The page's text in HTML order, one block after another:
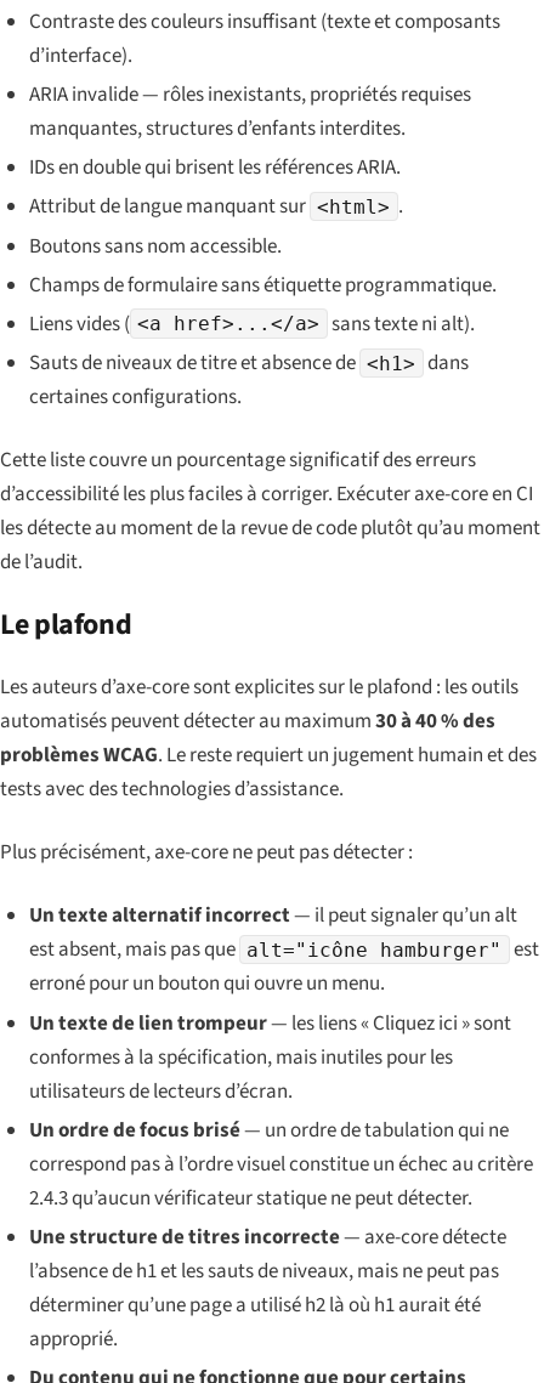
Contraste des couleurs insuffisant (texte et composants
d’interface).
ARIA invalide — rôles inexistants, propriétés requises
manquantes, structures d’enfants interdites.
IDs en double qui brisent les références ARIA.
Attribut de langue manquant sur <html> .
Boutons sans nom accessible.
Champs de formulaire sans étiquette programmatique.
Liens vides ( <a href>...</a> sans texte ni alt).
Sauts de niveaux de titre et absence de <h1> dans
certaines configurations.
Cette liste couvre un pourcentage significatif des erreurs
d’accessibilité les plus faciles à corriger. Exécuter axe-core en CI
les détecte au moment de la revue de code plutôt qu’au moment
de l’audit.
Le plafond
Les auteurs d’axe-core sont explicites sur le plafond : les outils
automatisés peuvent détecter au maximum30 à 40 % des
problèmes WCAG. Le reste requiert un jugement humain et des
tests avec des technologies d’assistance.
Plus précisément, axe-core ne peut pas détecter :
Un texte alternatif incorrect— il peut signaler qu’un alt
est absent, mais pas que alt="icône hamburger"
est
erroné pour un bouton qui ouvre un menu.
Un texte de lien trompeur— les liens « Cliquez ici » sont
conformes à la spécification, mais inutiles pour les
utilisateurs de lecteurs d’écran.
Un ordre de focus brisé— un ordre de tabulation qui ne
correspond pas à l’ordre visuel constitue un échec au critère
2.4.3 qu’aucun vérificateur statique ne peut détecter.
Une structure de titres incorrecte— axe-core détecte
l’absence de h1 et les sauts de niveaux, mais ne peut pas
déterminer qu’une page a utilisé h2 là où h1 aurait été
approprié.